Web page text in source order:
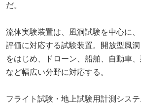
だ。
流体実験装置は、風洞試験を中心に
評価に対応する試験装置。開放型風
をはじめ、ドローン、船舶、自動車
など幅広い分野に対応する。
フライト試験・地上試験用計測シス